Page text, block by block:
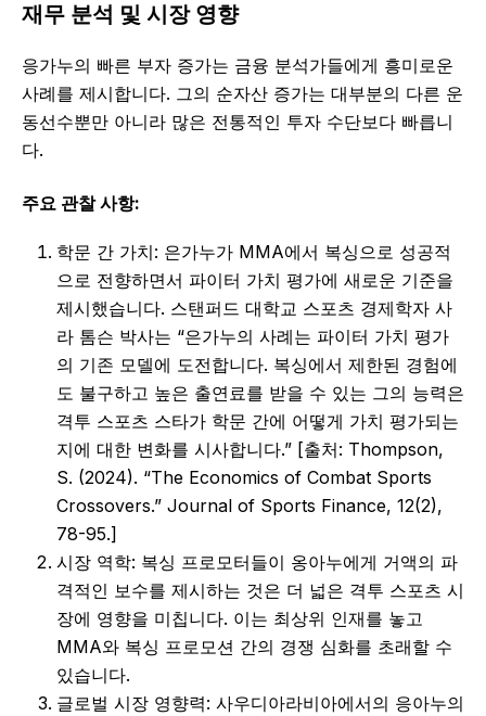
재무 분석 및 시장 영향
응가누의 빠른 부자 증가는 금융 분석가들에게 흥미로운
사례를 제시합니다. 그의 순자산 증가는 대부분의 다른 운
동선수뿐만 아니라 많은 전통적인 투자 수단보다 빠릅니
다.
주요 관찰 사항:
학문 간 가치: 은가누가 MMA에서 복싱으로 성공적
으로 전향하면서 파이터 가치 평가에 새로운 기준을
제시했습니다. 스탠퍼드 대학교 스포츠 경제학자 사
라 톰슨 박사는 “은가누의 사례는 파이터 가치 평가
의 기존 모델에 도전합니다. 복싱에서 제한된 경험에
도 불구하고 높은 출연료를 받을 수 있는 그의 능력은
격투 스포츠 스타가 학문 간에 어떻게 가치 평가되는
지에 대한 변화를 시사합니다.” [출처: Thompson,
S. (2024). “The Economics of Combat Sports
Crossovers.” Journal of Sports Finance, 12(2),
78-95.]
시장 역학: 복싱 프로모터들이 옹아누에게 거액의 파
격적인 보수를 제시하는 것은 더 넓은 격투 스포츠 시
장에 영향을 미칩니다. 이는 최상위 인재를 놓고
MMA와 복싱 프로모션 간의 경쟁 심화를 초래할 수
있습니다.
글로벌 시장 영향력: 사우디아라비아에서의 응아누의